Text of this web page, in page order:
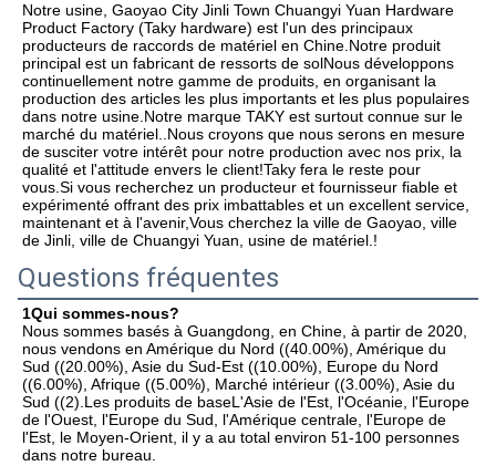
Notre usine, Gaoyao City Jinli Town Chuangyi Yuan Hardware
Product Factory (Taky hardware) est l'un des principaux
producteurs de raccords de matériel en Chine.Notre produit
principal est un fabricant de ressorts de solNous développons
continuellement notre gamme de produits, en organisant la
production des articles les plus importants et les plus populaires
dans notre usine.Notre marque TAKY est surtout connue sur le
marché du matériel..Nous croyons que nous serons en mesure
de susciter votre intérêt pour notre production avec nos prix, la
qualité et l'attitude envers le client!Taky fera le reste pour
vous.Si vous recherchez un producteur et fournisseur fiable et
expérimenté offrant des prix imbattables et un excellent service,
maintenant et à l'avenir,Vous cherchez la ville de Gaoyao, ville
de Jinli, ville de Chuangyi Yuan, usine de matériel.!
Questions fréquentes
1Qui sommes-nous?
Nous sommes basés à Guangdong, en Chine, à partir de 2020,
nous vendons en Amérique du Nord ((40.00%), Amérique du
Sud ((20.00%), Asie du Sud-Est ((10.00%), Europe du Nord
((6.00%), Afrique ((5.00%), Marché intérieur ((3.00%), Asie du
Sud ((2).Les produits de baseL'Asie de l'Est, l'Océanie, l'Europe
de l'Ouest, l'Europe du Sud, l'Amérique centrale, l'Europe de
l'Est, le Moyen-Orient, il y a au total environ 51-100 personnes
dans notre bureau.